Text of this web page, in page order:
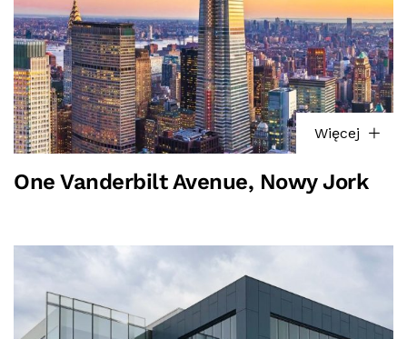
Więcej
One Vanderbilt Avenue, Nowy Jork